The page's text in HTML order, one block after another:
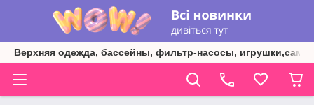
Верхняя одежда, бассейны, фильтр-насосы,